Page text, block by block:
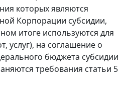
которых являются
Корпорации субсидии,
итоге используются для
услуг), на соглашение о
бюджета субсидии
требования статьи 5